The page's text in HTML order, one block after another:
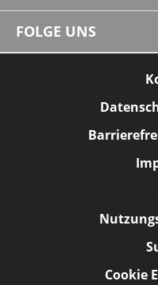
FOLGE UNS
Cookie